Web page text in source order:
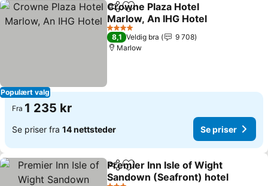
Populært valg
Del Legg til i favoritter
Crowne Plaza Hotel
Marlow, An IHG Hotel
Se priser
4 Stjerner
8,1 Veldig bra
9 708
Marlow
Fra 1 235 kr
Se priser fra 14 nettsteder Se priser
Del Legg til i favoritter
Premier Inn Isle of Wight
Sandown (Seafront) hotel